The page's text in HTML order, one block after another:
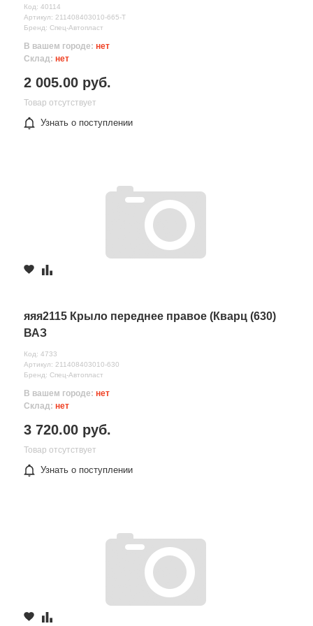
Код: 40114
Артикул: 211408403010-665-T
Бренд: Спец-Автопласт
В вашем городе: нет
Склад: нет
2 005.00 руб.
Товар отсутствует
Узнать о поступлении
яяя2115 Крыло переднее правое (Кварц (630)
ВАЗ
Код: 4733
Артикул: 211408403010-630
Бренд: Спец-Автопласт
В вашем городе: нет
Склад: нет
3 720.00 руб.
Товар отсутствует
Узнать о поступлении